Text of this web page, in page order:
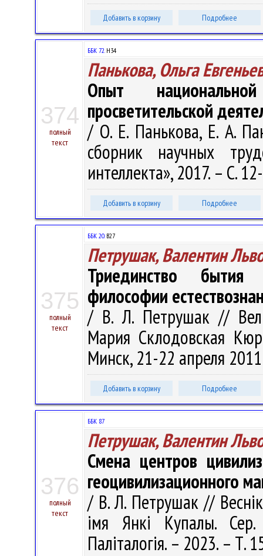
Добавить в корзину Подробнее
374
полный
текст
ББК 72.Н34
Панькова, Ольга
Опыт
просветительской
/ О. Е. Панькова, Е. А.
сборник научных
интеллекта», 2017. – С.
Добавить в корзину Подробнее
375
полный
текст
ББК 20.В27
Петрушак, Валентин
Триединство бытия
философии
/ В. Л. Петрушак //
Мария Склодовская
Минск, 21-22 апреля
Добавить в корзину Подробнее
376
полный
текст
ББК 87
Петрушак, Валентин
Смена центров
геоцивилизационного
/ В. Л. Петрушак // Веснік
імя Янкі Купалы. Сер.
Паліталогія. – 2023. –